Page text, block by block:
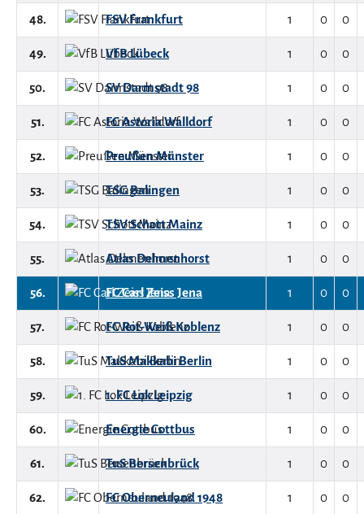
48. FSV Frankfurt 1 0 0
49. VfB Lübeck 1 0 0
50. SV Darmstadt 98 1 0 0
51. FC Astoria Walldorf 1 0 0
52. Preußen Münster 1 0 0
53. TSG Balingen 1 0 0
54. TSV Schott Mainz 1 0 0
55. Atlas Delmenhorst 1 0 0
56. FC Carl Zeiss Jena 1 0 0
57. FC Rot-Weiß Koblenz 1 0 0
58. TuS Makkabi Berlin 1 0 0
59. 1. FC Lok Leipzig 1 0 0
60. Energie Cottbus 1 0 0
61. TuS Bersenbrück 1 0 0
62. FC Oberneuland 1948 1 0 0